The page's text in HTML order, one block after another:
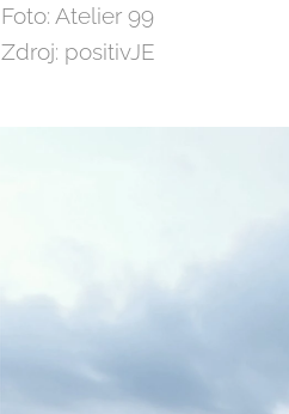
Foto: Atelier 99
Zdroj: positivJE